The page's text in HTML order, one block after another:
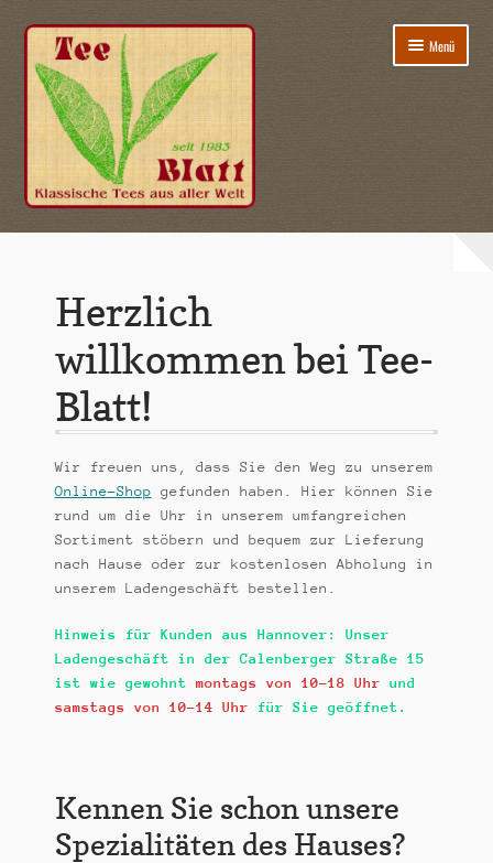
Zur
Navigation
springen
Zum
Inhalt
springen
Menü
Alle Tees
i
o
-
T
e
A
k
t
i
o
n
Tees nach Eigenschaften
Tee-Zubehör (demnächst)
Herzlich
willkommen bei Tee-
Blatt!
Wir freuen uns, dass Sie den Weg zu unserem
Online-Shop gefunden haben. Hier können Sie
rund um die Uhr in unserem umfangreichen
Sortiment stöbern und bequem zur Lieferung
nach Hause oder zur kostenlosen Abholung in
unserem Ladengeschäft bestellen.
Hinweis für Kunden aus Hannover: Unser
Ladengeschäft in der Calenberger Straße 15
ist wie gewohnt montags von 10-18 Uhr und
samstags von 10-14 Uhr für Sie geöffnet.
Kennen Sie schon unsere
Spezialitäten des Hauses?